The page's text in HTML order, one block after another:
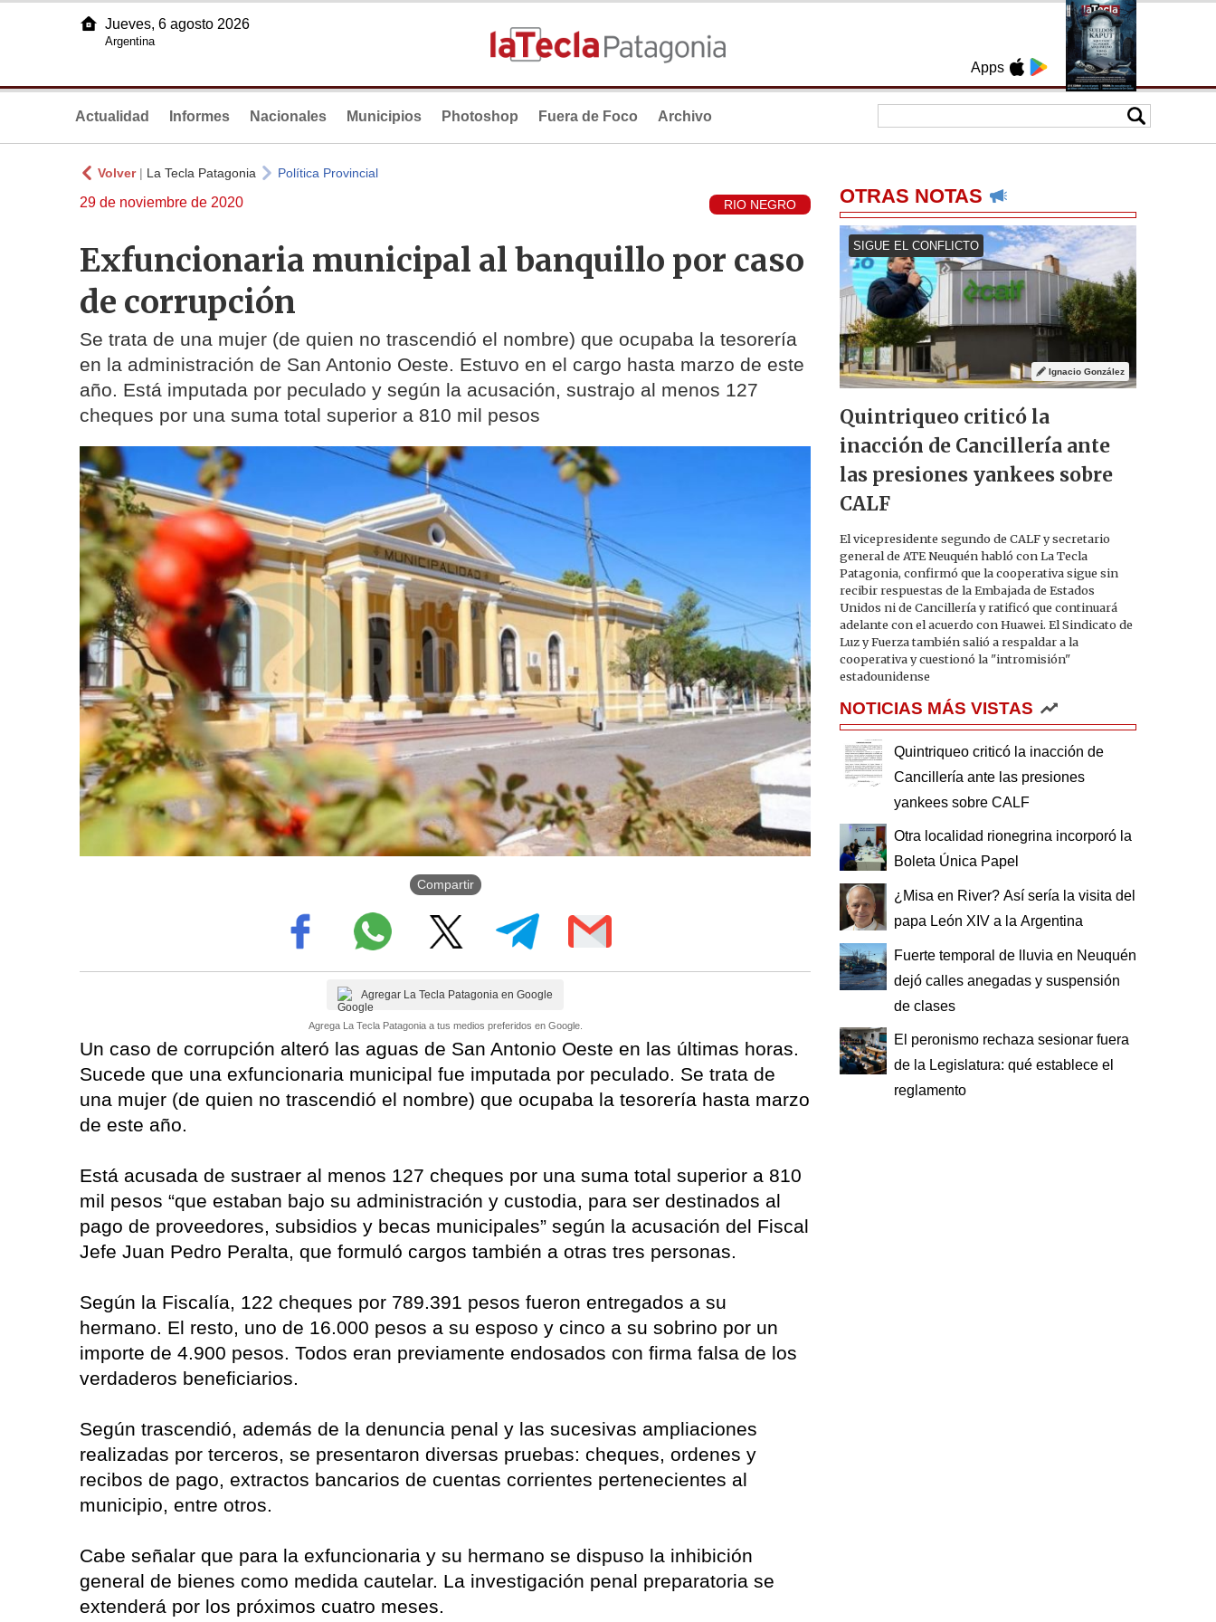
Apps
Jueves, 6 agosto 2026
Argentina
Actualidad Informes Nacionales Municipios Photoshop Fuera de Foco Archivo
Volver| La Tecla Patagonia Política Provincial
29 de noviembre de 2020 RIO NEGRO
Exfuncionaria municipal al banquillo por caso
de corrupción
Se trata de una mujer (de quien no trascendió el nombre) que ocupaba la tesorería
en la administración de San Antonio Oeste. Estuvo en el cargo hasta marzo de este
año. Está imputada por peculado y según la acusación, sustrajo al menos 127
cheques por una suma total superior a 810 mil pesos
Compartir
Agregar La Tecla Patagonia en Google
Agrega La Tecla Patagonia a tus medios preferidos en Google.
Un caso de corrupción alteró las aguas de San Antonio Oeste en las últimas horas.
Sucede que una exfuncionaria municipal fue imputada por peculado. Se trata de
una mujer (de quien no trascendió el nombre) que ocupaba la tesorería hasta marzo
de este año.
Está acusada de sustraer al menos 127 cheques por una suma total superior a 810
mil pesos “que estaban bajo su administración y custodia, para ser destinados al
pago de proveedores, subsidios y becas municipales” según la acusación del Fiscal
Jefe Juan Pedro Peralta, que formuló cargos también a otras tres personas.
Según la Fiscalía, 122 cheques por 789.391 pesos fueron entregados a su
hermano. El resto, uno de 16.000 pesos a su esposo y cinco a su sobrino por un
importe de 4.900 pesos. Todos eran previamente endosados con firma falsa de los
verdaderos beneficiarios.
Según trascendió, además de la denuncia penal y las sucesivas ampliaciones
realizadas por terceros, se presentaron diversas pruebas: cheques, ordenes y
recibos de pago, extractos bancarios de cuentas corrientes pertenecientes al
municipio, entre otros.
Cabe señalar que para la exfuncionaria y su hermano se dispuso la inhibición
general de bienes como medida cautelar. La investigación penal preparatoria se
extenderá por los próximos cuatro meses.
OTRAS NOTAS
SIGUE EL CONFLICTO
Ignacio González
Quintriqueo criticó la
inacción de Cancillería ante
las presiones yankees sobre
CALF
El vicepresidente segundo de CALF y secretario
general de ATE Neuquén habló con La Tecla
Patagonia, confirmó que la cooperativa sigue sin
recibir respuestas de la Embajada de Estados
Unidos ni de Cancillería y ratificó que continuará
adelante con el acuerdo con Huawei. El Sindicato de
Luz y Fuerza también salió a respaldar a la
cooperativa y cuestionó la "intromisión"
estadounidense
NOTICIAS MÁS VISTAS
Quintriqueo criticó la inacción de
Cancillería ante las presiones
yankees sobre CALF
Otra localidad rionegrina incorporó la
Boleta Única Papel
¿Misa en River? Así sería la visita del
papa León XIV a la Argentina
Fuerte temporal de lluvia en Neuquén
dejó calles anegadas y suspensión
de clases
El peronismo rechaza sesionar fuera
de la Legislatura: qué establece el
reglamento